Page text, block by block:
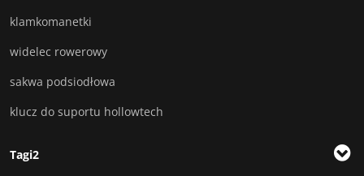
klamkomanetki
widelec rowerowy
sakwa podsiodłowa
klucz do suportu hollowtech
Tagi2